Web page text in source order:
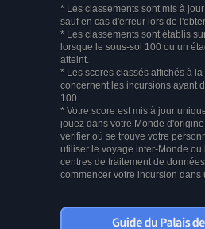
* Les classements sont mis à
sauf en cas d'erreur lors de
* Les classements sont établis
lorsque le sous-sol 100 ou un
atteint.
* Les scores classés affichés à la
concernent les incursions ayant
100.
* Votre score est mis à jour
jouez dans votre Monde
vérifier où se trouve votre
utiliser le voyage inter-Monde ou
centres de traitement de
commencer votre incursion dans